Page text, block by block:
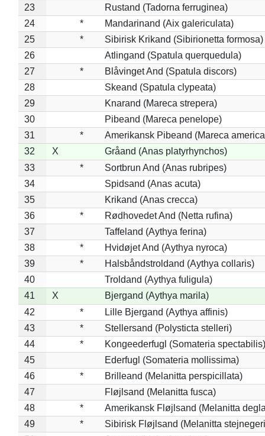
23
Rustand (Tadorna ferruginea)
24
*
Mandarinand (Aix galericulata)
25
*
Sibirisk Krikand (Sibirionetta formosa)
26
Atlingand (Spatula querquedula)
27
*
Blåvinget And (Spatula discors)
28
Skeand (Spatula clypeata)
29
Knarand (Mareca strepera)
30
Pibeand (Mareca penelope)
31
*
Amerikansk Pibeand (Mareca
32
X
Gråand (Anas platyrhynchos)
33
*
Sortbrun And (Anas rubripes)
34
Spidsand (Anas acuta)
35
Krikand (Anas crecca)
36
*
Rødhovedet And (Netta rufina)
37
Taffeland (Aythya ferina)
38
*
Hvidøjet And (Aythya nyroca)
39
*
Halsbåndstroldand (Aythya collaris)
40
Troldand (Aythya fuligula)
41
X
Bjergand (Aythya marila)
42
*
Lille Bjergand (Aythya affinis)
43
*
Stellersand (Polysticta stelleri)
44
*
Kongeederfugl (Somateria spectabilis)
45
Ederfugl (Somateria mollissima)
46
*
Brilleand (Melanitta perspicillata)
47
Fløjlsand (Melanitta fusca)
48
*
Amerikansk Fløjlsand (Melanitta
49
*
Sibirisk Fløjlsand (Melanitta